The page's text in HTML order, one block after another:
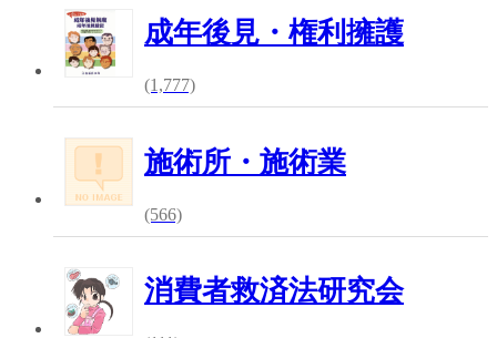
成年後見・権利擁護
(1,777)
施術所・施術業
(566)
消費者救済法研究会